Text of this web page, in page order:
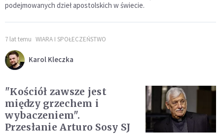
podejmowanych dzieł apostolskich w świecie.
7 lat temu WIARA I SPOŁECZEŃSTWO
Karol Kleczka
"Kościół zawsze jest
między grzechem i
wybaczeniem".
Przesłanie Arturo Sosy SJ